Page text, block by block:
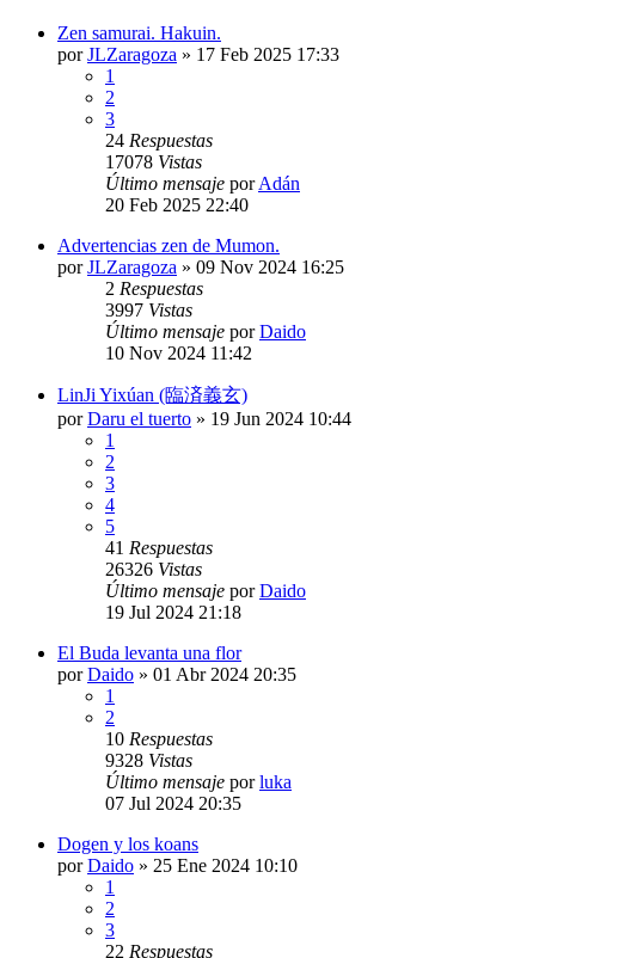
Zen samurai. Hakuin.
porJLZaragoza » 17 Feb 2025 17:33
1
2
3
24 Respuestas
17078 Vistas
Último mensaje porAdán
20 Feb 2025 22:40
Advertencias zen de Mumon.
porJLZaragoza » 09 Nov 2024 16:25
2 Respuestas
3997 Vistas
Último mensaje porDaido
10 Nov 2024 11:42
LinJi Yixúan (臨済義玄)
porDaru el tuerto » 19 Jun 2024 10:44
1
2
3
4
5
41 Respuestas
26326 Vistas
Último mensaje porDaido
19 Jul 2024 21:18
El Buda levanta una flor
porDaido » 01 Abr 2024 20:35
1
2
10 Respuestas
9328 Vistas
Último mensaje porluka
07 Jul 2024 20:35
Dogen y los koans
porDaido » 25 Ene 2024 10:10
1
2
3
22 Respuestas